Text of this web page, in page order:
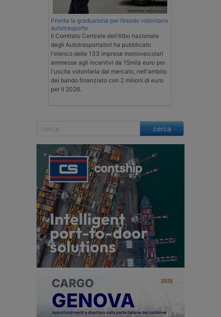
Pronta la graduatoria per l’esodo volontario
autotrasporto
Il Comitato Centrale dell'Albo nazionale
degli Autotrasportatori ha pubblicato
l'elenco delle 133 imprese monoveicolari
ammesse agli incentivi da 15mila euro per
l'uscita volontaria dal mercato, nell'ambito
del bando finanziato con 2 milioni di euro
per il 2026.
cerca